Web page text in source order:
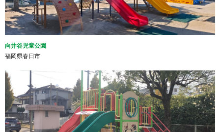
向井谷児童公園
福岡県春日市